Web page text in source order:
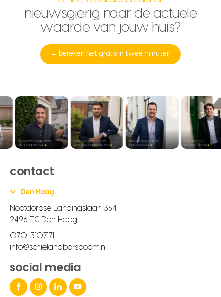
nieuwsgierig naar de actuele
waarde van jouw huis?
→ bereken het gratis in twee minuten
contact
Den Haag
Nootdorpse Landingslaan 364
2496 TC Den Haag
070-3107171
info@schielandborsboom.nl
social media